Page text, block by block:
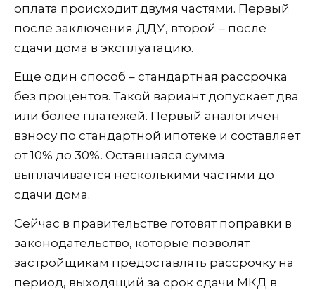
оплата происходит двумя частями. Первый
после заключения ДДУ, второй – после
сдачи дома в эксплуатацию.
Еще один способ – стандартная рассрочка
без процентов. Такой вариант допускает два
или более платежей. Первый аналогичен
взносу по стандартной ипотеке и составляет
от 10% до 30%. Оставшаяся сумма
выплачивается несколькими частями до
сдачи дома.
Сейчас в правительстве готовят поправки в
законодательство, которые позволят
застройщикам предоставлять рассрочку на
период, выходящий за срок сдачи МКД в